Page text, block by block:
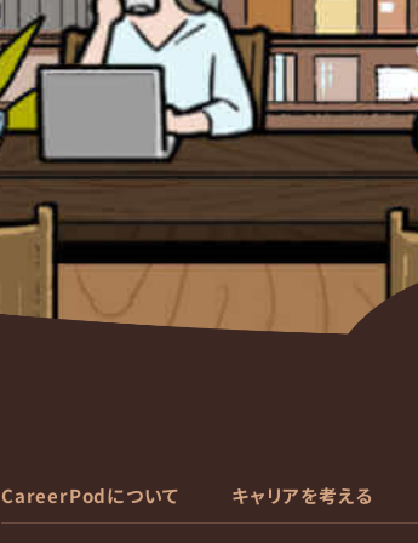
CareerPodについて キャリアを考える